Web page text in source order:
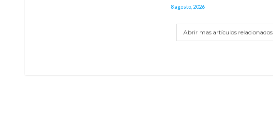
8 agosto, 2026
Abrir mas artículos relacionados